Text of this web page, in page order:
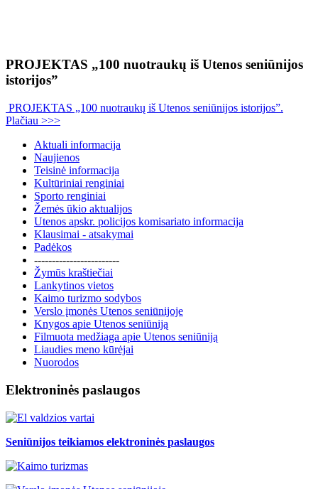
PROJEKTAS „100 nuotraukų iš Utenos seniūnijos
istorijos”
PROJEKTAS „100 nuotraukų iš Utenos seniūnijos istorijos”.
Plačiau >>>
Aktuali informacija
Naujienos
Teisinė informacija
Kultūriniai renginiai
Sporto renginiai
Žemės ūkio aktualijos
Utenos apskr. policijos komisariato informacija
Klausimai - atsakymai
Padėkos
------------------------
Žymūs kraštiečiai
Lankytinos vietos
Kaimo turizmo sodybos
Verslo įmonės Utenos seniūnijoje
Knygos apie Utenos seniūniją
Filmuota medžiaga apie Utenos seniūniją
Liaudies meno kūrėjai
Nuorodos
Elektroninės paslaugos
Seniūnijos teikiamos elektroninės paslaugos